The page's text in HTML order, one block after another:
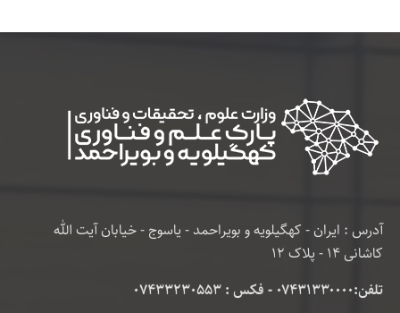
آدرس : ایران - کهگیلویه و بویراحمد - یاسوج - خیابان آیت الله
کاشانی 14 - پلاک 12
تلفن:۰۷۴۳۱۳۳۰۰۰۰ - فکس : 07433230553